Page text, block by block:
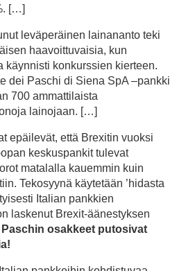
[…]
leväperäinen lainananto teki
haavoittuvaisia, kun
käynnisti konkurssien kierteen.
dei Paschi di Siena SpA –pankki
700 ammattilaista
lainojaan. […]
epäilevät, että Brexitin vuoksi
keskuspankit tulevat
matalalla kauemmin kuin
Tekosyynä käytetään ’hidasta
Italian pankkien
laskenut Brexit-äänestyksen
Paschin osakkeet putosivat